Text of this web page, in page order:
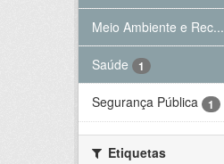
Meio Ambiente e Rec...
Saúde 1
Segurança Pública 1
Etiquetas